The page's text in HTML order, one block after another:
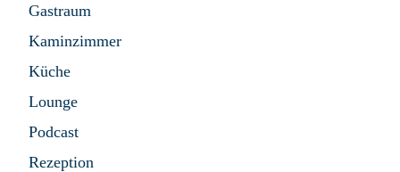
Gastraum
Kaminzimmer
Küche
Lounge
Podcast
Rezeption